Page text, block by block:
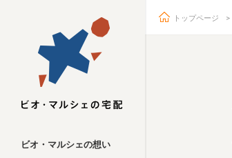
ビオ・マルシェ
ビオ・マルシェの想い
トップページ